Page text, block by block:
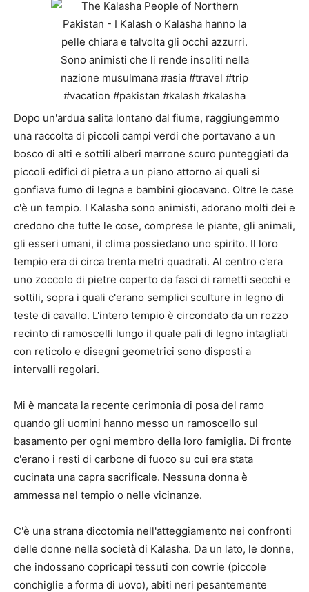
Dopo un'ardua salita lontano dal fiume, raggiungemmo
una raccolta di piccoli campi verdi che portavano a un
bosco di alti e sottili alberi marrone scuro punteggiati da
piccoli edifici di pietra a un piano attorno ai quali si
gonfiava fumo di legna e bambini giocavano. Oltre le case
c'è un tempio. I Kalasha sono animisti, adorano molti dei e
credono che tutte le cose, comprese le piante, gli animali,
gli esseri umani, il clima possiedano uno spirito. Il loro
tempio era di circa trenta metri quadrati. Al centro c'era
uno zoccolo di pietre coperto da fasci di rametti secchi e
sottili, sopra i quali c'erano semplici sculture in legno di
teste di cavallo. L'intero tempio è circondato da un rozzo
recinto di ramoscelli lungo il quale pali di legno intagliati
con reticolo e disegni geometrici sono disposti a
intervalli regolari.
Mi è mancata la recente cerimonia di posa del ramo
quando gli uomini hanno messo un ramoscello sul
basamento per ogni membro della loro famiglia. Di fronte
c'erano i resti di carbone di fuoco su cui era stata
cucinata una capra sacrificale. Nessuna donna è
ammessa nel tempio o nelle vicinanze.
C'è una strana dicotomia nell'atteggiamento nei confronti
delle donne nella società di Kalasha. Da un lato, le donne,
che indossano copricapi tessuti con cowrie (piccole
conchiglie a forma di uovo), abiti neri pesantemente